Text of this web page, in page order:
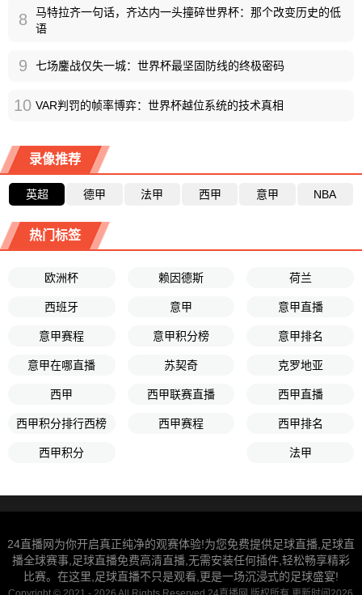
8
马特拉齐一句话，齐达内一头撞碎世界杯：那个改变历史的低
语
9 七场鏖战仅失一城：世界杯最坚固防线的终极密码
10 VAR判罚的帧率博弈：世界杯越位系统的技术真相
录像推荐
英超 德甲 法甲 西甲 意甲 NBA
热门标签
欧洲杯 赖因德斯 荷兰
西班牙 意甲 意甲直播
意甲赛程 意甲积分榜 意甲排名
意甲在哪直播 苏契奇 克罗地亚
西甲 西甲联赛直播 西甲直播
西甲积分排行西榜 西甲赛程 西甲排名
西甲积分 法甲
24直播网为你开启真正纯净的观赛体验!为您免费提供足球直播,足球直
播全球赛事,足球直播免费高清直播,无需安装任何插件,轻松畅享精彩
比赛。在这里,足球直播不只是观看,更是一场沉浸式的足球盛宴!